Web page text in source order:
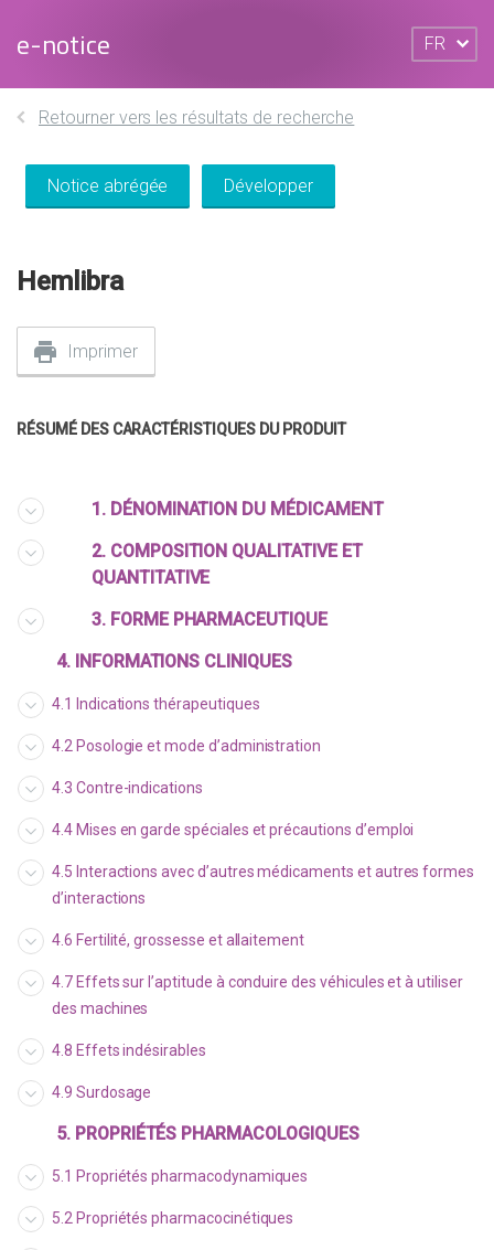
e-notice FR
Retourner vers les résultats de recherche
Notice abrégée Développer
Hemlibra
Imprimer
RÉSUMÉ DES CARACTÉRISTIQUES DU PRODUIT
1. DÉNOMINATION DU MÉDICAMENT
2. COMPOSITION QUALITATIVE ET
QUANTITATIVE
3. FORME PHARMACEUTIQUE
4. INFORMATIONS CLINIQUES
4.1 Indications thérapeutiques
4.2 Posologie et mode d’administration
4.3 Contre-indications
4.4 Mises en garde spéciales et précautions d’emploi
4.5 Interactions avec d’autres médicaments et autres formes
d’interactions
4.6 Fertilité, grossesse et allaitement
4.7 Effets sur l’aptitude à conduire des véhicules et à utiliser
des machines
4.8 Effets indésirables
4.9 Surdosage
5. PROPRIÉTÉS PHARMACOLOGIQUES
5.1 Propriétés pharmacodynamiques
5.2 Propriétés pharmacocinétiques